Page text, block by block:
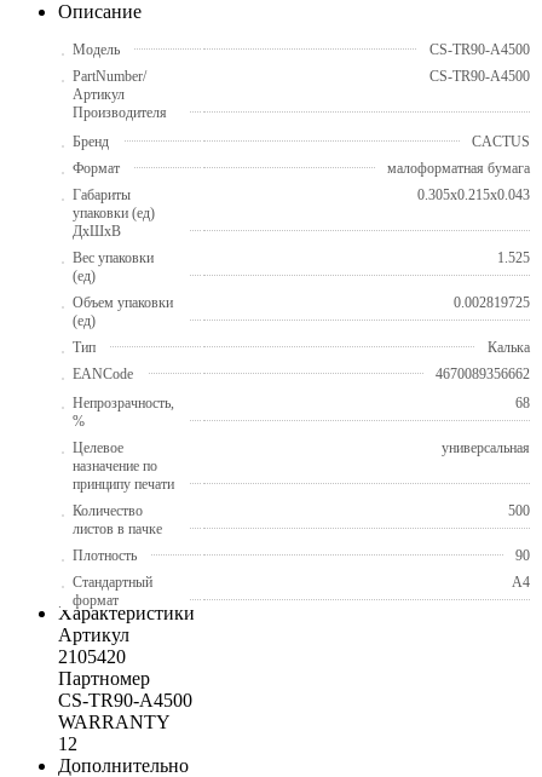
Описание
Модель
CS-TR90-A4500
PartNumber/
Артикул
Производителя
CS-TR90-A4500
Бренд
CACTUS
Формат
малоформатная бумага
Габариты
упаковки (ед)
ДхШхВ
0.305x0.215x0.043
Вес упаковки
(ед)
1.525
Объем упаковки
(ед)
0.002819725
Тип
Калька
EANCode
4670089356662
Непрозрачность,
%
68
Целевое
назначение по
принципу печати
универсальная
Количество
листов в пачке
500
Плотность
90
Стандартный
формат
A4
Характеристики
Артикул
2105420
Партномер
CS-TR90-A4500
WARRANTY
12
Дополнительно